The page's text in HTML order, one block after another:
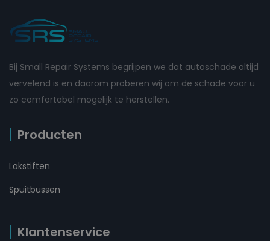
Bij Small Repair Systems begrijpen we dat autoschade altijd
vervelend is en daarom proberen wij om de schade voor u
zo comfortabel mogelijk te herstellen.
Producten
Lakstiften
Spuitbussen
Klantenservice